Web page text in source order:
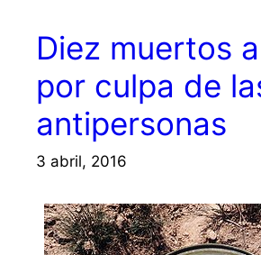
Diez muertos
por culpa de
antipersonas
3 abril, 2016